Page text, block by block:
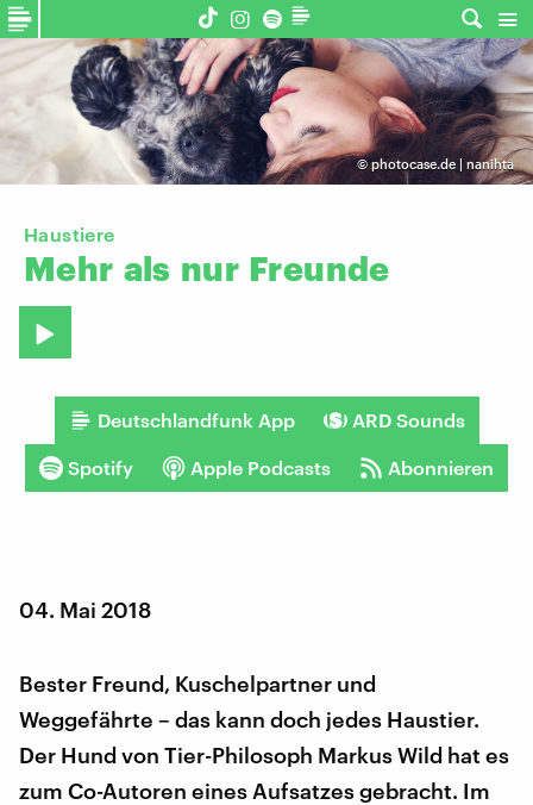
©photocase.de | nanihta
Haustiere
Mehr als nur Freunde
Deutschlandfunk App ARD Sounds
Spotify Apple Podcasts Abonnieren
04. Mai 2018
Bester Freund, Kuschelpartner und
Weggefährte – das kann doch jedes Haustier.
Der Hund von Tier-Philosoph Markus Wild hat es
zum Co-Autoren eines Aufsatzes gebracht. Im